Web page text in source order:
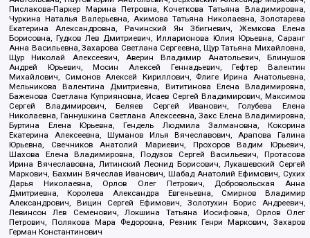
Пислакова-Паркер Марина Петровна, Кочеткова Татьяна Владимировна,
Чуркина Наталья Валерьевна, Акимова Татьяна Николаевна, Золотарева
Екатерина Александровна, Рачинский Ян Збигневич, Жемкова Елена
Борисовна, Гудков Лев Дмитриевич, Илларионова Юлия Юрьевна, Саранг
Анна Васильевна, Захарова Светлана Сергеевна, Щур Татьяна Михайловна,
Щур Николай Алексеевич, Аверин Владимир Анатольевич, Блинушов
Андрей Юрьевич, Мосин Алексей Геннадьевич, Гефтер Валентин
Михайлович, Симонов Алексей Кириллович, Флиге Ирина Анатольевна,
Мельникова Валентина Дмитриевна, Вититинова Елена Владимировна,
Баженова Светлана Куприяновна, Исаев Сергей Владимирович, Максимов
Сергей Владимирович, Беляев Сергей Иванович, Голубева Елена
Николаевна, Ганнушкина Светлана Алексеевна, Закс Елена Владимировна,
Буртина Елена Юрьевна, Гендель Людмила Залмановна, Кокорина
Екатерина Алексеевна, Шуманов Илья Вячеславович, Арапова Галина
Юрьевна, Свечников Анатолий Мариевич, Прохоров Вадим Юрьевич,
Шахова Елена Владимировна, Подузов Сергей Васильевич, Протасова
Ирина Вячеславовна, Литинский Леонид Борисович, Лукашевский Сергей
Маркович, Бахмин Вячеслав Иванович, Шабад Анатолий Ефимович, Сухих
Дарья Николаевна, Орлов Олег Петрович, Добровольская Анна
Дмитриевна, Королева Александра Евгеньевна, Смирнов Владимир
Александрович, Вицин Сергей Ефимович, Золотухин Борис Андреевич,
Левинсон Лев Семенович, Локшина Татьяна Иосифовна, Орлов Олег
Петрович, Полякова Мара Федоровна, Резник Генри Маркович, Захаров
Герман Константинович